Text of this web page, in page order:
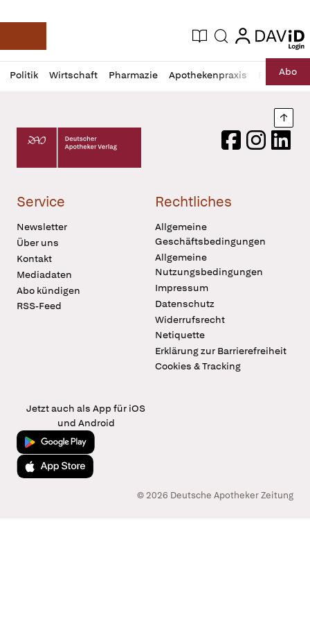
Deutsche Apotheker Zeitung
Aktuelle Ausgabe
Suche login
login
Politik Wirtschaft Pharmazie Apothekenpraxis RechtAbo
Profil
öffnen
Daz
Pur
Deutscher Apotheker Verlag Logo
FacebookInstagram
Service
Newsletter
Über uns
Kontakt
Mediadaten
Abo kündigen
RSS-Feed
Rechtliches
Allgemeine
Geschäftsbedingungen
Allgemeine
Nutzungsbedingungen
Impressum
Datenschutz
Widerrufsrecht
Netiquette
Erklärung zur Barrierefreiheit
Cookies & Tracking
Jetzt auch als App für iOS
und Android
Jetzt bei Google Play
Laden im App Store
© 2026 Deutsche Apotheker Zeitung